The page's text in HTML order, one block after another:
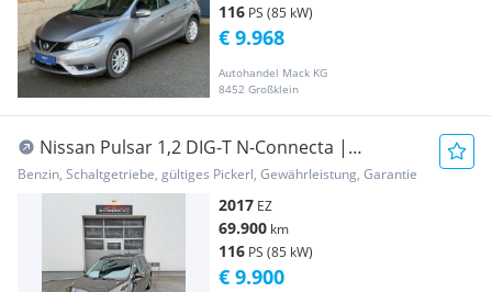
116 PS (85 kW)
Autohandel Mack KG
8452 Großklein
€ 9.968
Nissan Pulsar 1,2 DIG-T N-Connecta |
Scheckheft | Navi...
Benzin, Schaltgetriebe, gültiges Pickerl, Gewährleistung, Garantie
2017 EZ
69.900 km
116 PS (85 kW)
€ 9.900